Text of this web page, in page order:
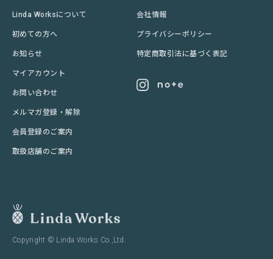
Linda Worksについて
初めての方へ
お知らせ
マイアカウント
お問い合わせ
メルマガ登録・解除
会員登録のご案内
取扱店舗のご案内
会社情報
プライバシーポリシー
特定商取引法に基づく表記
Copyright © Linda Works Co.,Ltd.